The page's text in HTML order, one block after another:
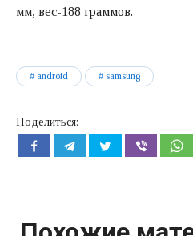
мм, вес-188 граммов.
android samsung
Поделиться: